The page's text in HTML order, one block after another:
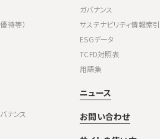
待等）
ナンス
ガバナンス
サステナビリティ情報索引
ESGデータ
TCFD対照表
用語集
ニュース
お問い合わせ